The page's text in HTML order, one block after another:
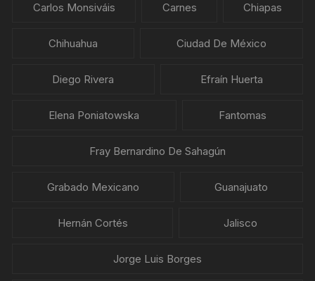
Carlos Monsiváis Carnes Chiapas
Chihuahua Ciudad De México
Diego Rivera Efraín Huerta
Elena Poniatowska Fantomas
Fray Bernardino De Sahagún
Grabado Mexicano Guanajuato
Hernán Cortés Jalisco
Jorge Luis Borges